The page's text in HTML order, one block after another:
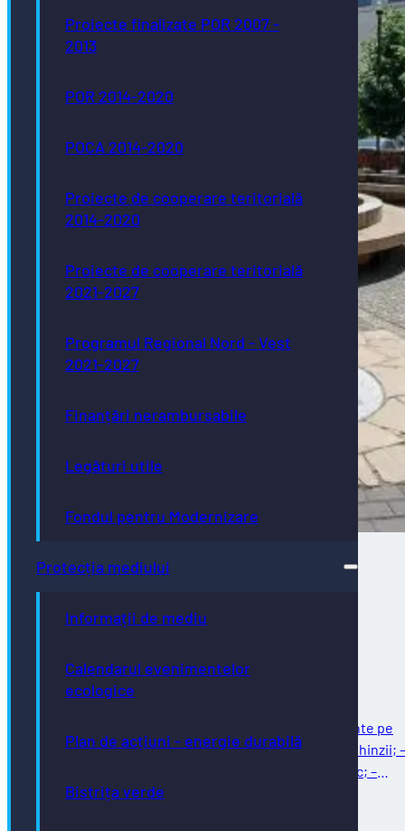
Proiecte finalizate POR 2007 -
2013
POR 2014-2020
POCA 2014-2020
Proiecte de cooperare teritorială
2014-2020
Proiecte de cooperare teritorială
2021-2027
Programul Regional Nord - Vest
2021-2027
Finanțări nerambursabile
Legături utile
Fondul pentru Modernizare
Protecția mediului
Informații de mediu
Calendarul evenimentelor
ecologice
Plan de acțiuni - energie durabilă
Bistrița verde
intervenții programate în săptămâna
Întreținere străzi Reparații curente: – reparații curente pe
strada Ghinzii; – amenajare parcare la sol pe strada Ghinzii; –
îndreptat și remontat stâlpi din fontă, beton și plastic; –
reparații…